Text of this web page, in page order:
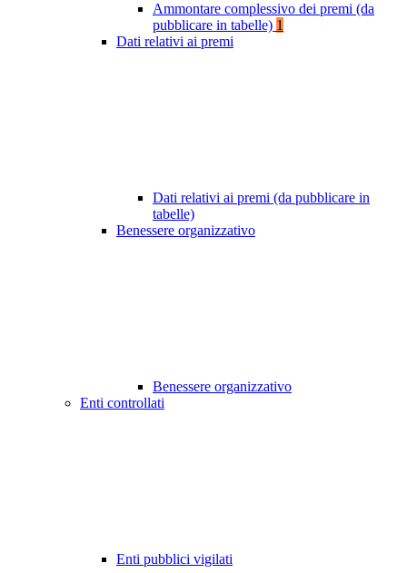
Ammontare complessivo dei premi (da
pubblicare in tabelle) 1
Dati relativi ai premi
Dati relativi ai premi (da pubblicare in
tabelle)
Benessere organizzativo
Benessere organizzativo
Enti controllati
Enti pubblici vigilati